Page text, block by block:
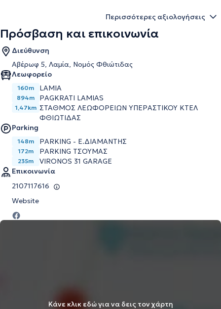
Περισσότερες αξιολογήσεις
Πρόσβαση και επικοινωνία
Διεύθυνση
Αβέρωφ 5, Λαμία, Νομός Φθιώτιδας
Λεωφορείο
160m LAMIA
894m PAGKRATI LAMIAS
1,47km ΣΤΑΘΜΟΣ ΛΕΩΦΟΡΕΙΩΝ ΥΠΕΡΑΣΤΙΚΟΥ ΚΤΕΛ
ΦΘΙΩΤΙΔΑΣ
Parking
148m PARKING - Ε.ΔΙΑΜΑΝΤΗΣ
172m PARKING ΤΣΟΥΜΑΣ
235m
VIRONOS 31 GARAGE
Επικοινωνία
2107117616
Website
Κάνε κλικ εδώ για να δεις τον χάρτη